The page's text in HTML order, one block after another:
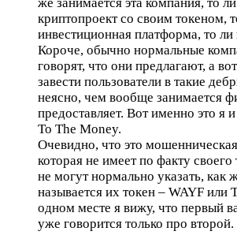
криптопроект со своим токеном,
инвестиционная платформа, то ли
Короче, обычно нормальные
говорят, что они предлагают, а
завести пользователи в такие
неясно, чем вообще занимается
предоставляет. Вот именно это я
To The Money.
Очевидно, что это
которая не имеет по факту
не могут нормально указать, как
называется их токен – WAYF или
одном месте я вижу, что первый
уже говорится только про